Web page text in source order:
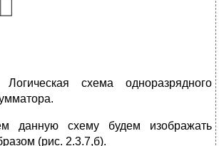
схема одноразрядного
данную схему будем изображать
(рис. 2.3.7,б).